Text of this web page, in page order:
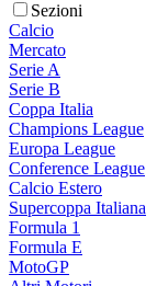
Sezioni
Calcio
Mercato
Serie A
Serie B
Coppa Italia
Champions League
Europa League
Conference League
Calcio Estero
Supercoppa Italiana
Formula 1
Formula E
MotoGP